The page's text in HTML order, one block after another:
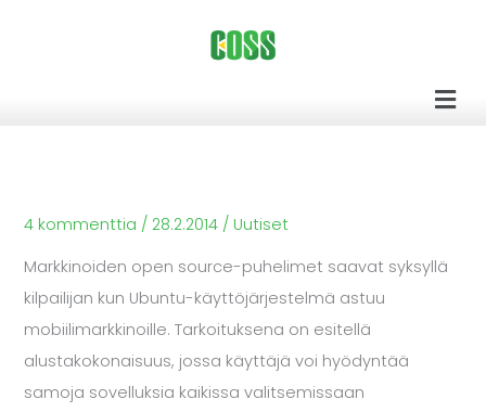
4 kommenttia / 28.2.2014 / Uutiset
Markkinoiden open source-puhelimet saavat syksyllä
kilpailijan kun Ubuntu-käyttöjärjestelmä astuu
mobiilimarkkinoille. Tarkoituksena on esitellä
alustakokonaisuus, jossa käyttäjä voi hyödyntää
samoja sovelluksia kaikissa valitsemissaan